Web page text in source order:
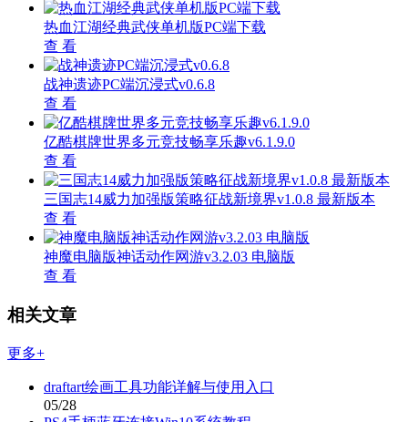
热血江湖经典武侠单机版PC端下载
查 看
战神遗迹PC端沉浸式v0.6.8
查 看
亿酷棋牌世界多元竞技畅享乐趣v6.1.9.0
查 看
三国志14威力加强版策略征战新境界v1.0.8 最新版本
查 看
神魔电脑版神话动作网游v3.2.03 电脑版
查 看
相关文章
更多+
draftart绘画工具功能详解与使用入口
05/28